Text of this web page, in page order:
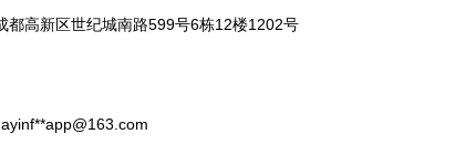
都高新区世纪城南路599号6栋12楼1202号
app@163.com